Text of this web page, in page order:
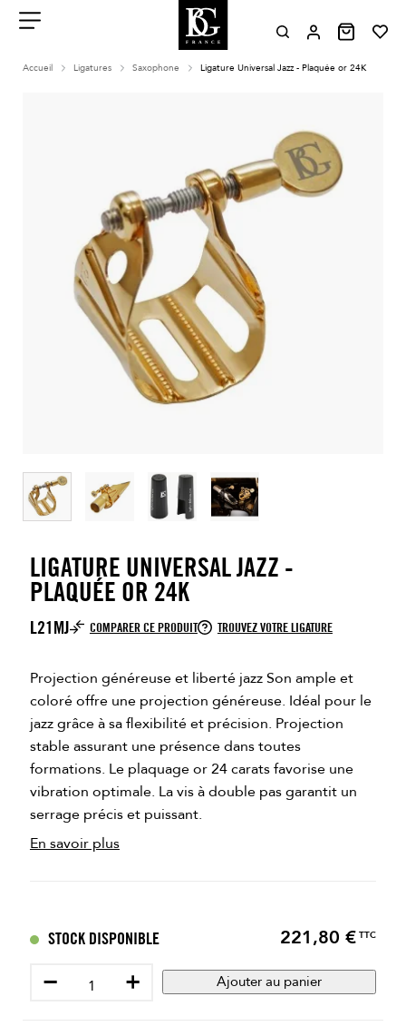
contenu
Accueil Ligatures Saxophone Ligature Universal Jazz - Plaquée or 24K
LIGATURE UNIVERSAL JAZZ -
PLAQUÉE OR 24K
L21MJ COMPARER CE PRODUIT TROUVEZ VOTRE LIGATURE
Projection généreuse et liberté jazz Son ample et
coloré offre une projection généreuse. Idéal pour le
jazz grâce à sa flexibilité et précision. Projection
stable assurant une présence dans toutes
formations. Le plaquage or 24 carats favorise une
vibration optimale. La vis à double pas garantit un
serrage précis et puissant.
En savoir plus
STOCK DISPONIBLE Prix
221,80 € TTC
− + Ajouter au panier